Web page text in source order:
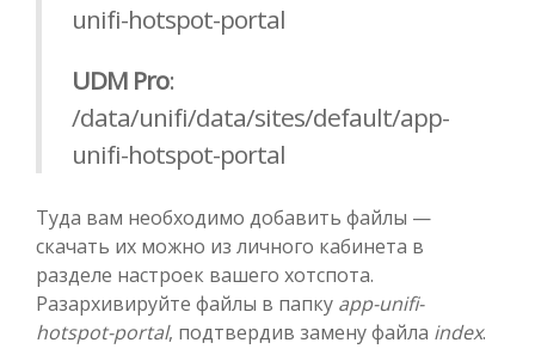
unifi-hotspot-portal
UDM Pro:
/data/unifi/data/sites/default/app-
unifi-hotspot-portal
Туда вам необходимо добавить файлы —
скачать их можно из личного кабинета в
разделе настроек вашего хотспота.
Разархивируйте файлы в папку app-unifi-
hotspot-portal, подтвердив замену файла index.